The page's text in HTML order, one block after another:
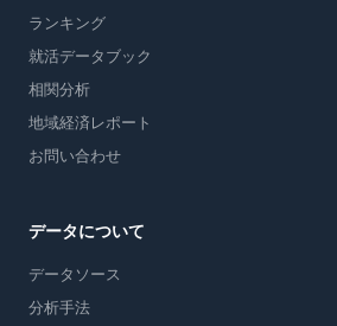
ランキング
就活データブック
相関分析
地域経済レポート
お問い合わせ
データについて
データソース
分析手法